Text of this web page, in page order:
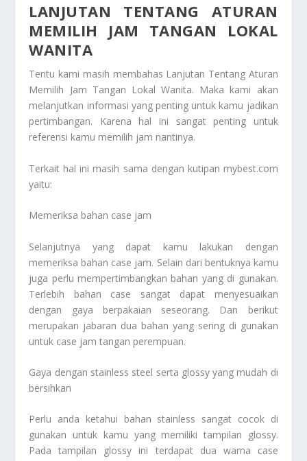
LANJUTAN TENTANG ATURAN
MEMILIH JAM TANGAN LOKAL
WANITA
Tentu kami masih membahas Lanjutan Tentang Aturan
Memilih Jam Tangan Lokal Wanita. Maka kami akan
melanjutkan informasi yang penting untuk kamu jadikan
pertimbangan. Karena hal ini sangat penting untuk
referensi kamu memilih jam nantinya.
Terkait hal ini masih sama dengan kutipan mybest.com
yaitu:
Memeriksa bahan case jam
Selanjutnya yang dapat kamu lakukan dengan
memeriksa bahan case jam. Selain dari bentuknya kamu
juga perlu mempertimbangkan bahan yang di gunakan.
Terlebih bahan case sangat dapat menyesuaikan
dengan gaya berpakaian seseorang. Dan berikut
merupakan jabaran dua bahan yang sering di gunakan
untuk case jam tangan perempuan.
Gaya dengan stainless steel serta glossy yang mudah di
bersihkan
Perlu anda ketahui bahan stainless sangat cocok di
gunakan untuk kamu yang memiliki tampilan glossy.
Pada tampilan glossy ini terdapat dua warna case